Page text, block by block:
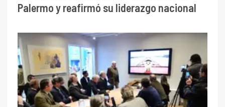
Palermo y reafirmó su liderazgo nacional